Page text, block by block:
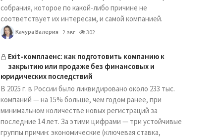
собрания, которое по какой-либо причине не
соответствует их интересам, и самой компанией.
Качура Валерия 2 авг 302
Exit-комплаенс: как подготовить компанию к
закрытию или продаже без финансовых и
юридических последствий
В 2025 г. в России было ликвидировано около 233 тыс.
компаний — на 15% больше, чем годом ранее, при
минимальном количестве новых регистраций за
последние 14 лет. За этими цифрами — три устойчивые
группы причин: экономические (ключевая ставка,